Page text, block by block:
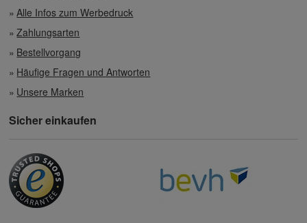
Alle Infos zum Werbedruck
Zahlungsarten
Bestellvorgang
Häufige Fragen und Antworten
Unsere Marken
Sicher einkaufen